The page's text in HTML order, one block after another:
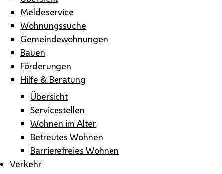
Meldeservice
Wohnungssuche
Gemeindewohnungen
Bauen
Förderungen
Hilfe & Beratung
Übersicht
Servicestellen
Wohnen im Alter
Betreutes Wohnen
Barrierefreies Wohnen
Verkehr